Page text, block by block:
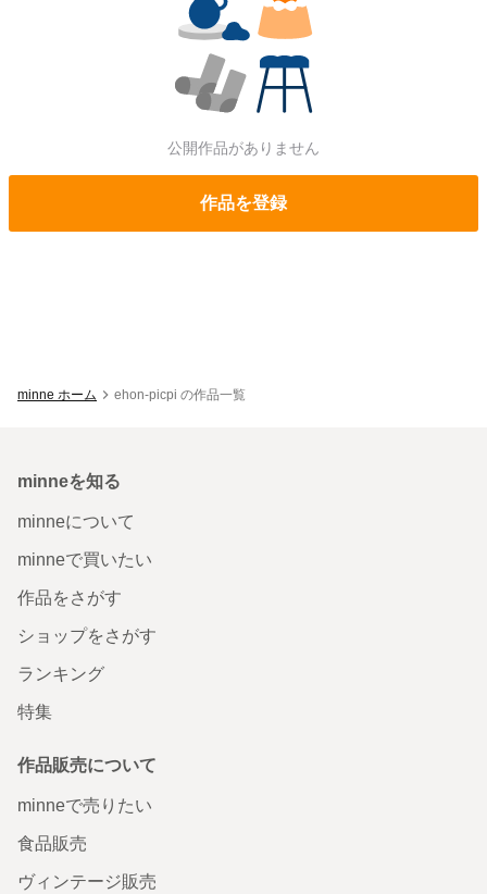
公開作品がありません
作品を登録
minne ホーム ehon-picpi の作品一覧
minneを知る
minneについて
minneで買いたい
作品をさがす
ショップをさがす
ランキング
特集
作品販売について
minneで売りたい
食品販売
ヴィンテージ販売